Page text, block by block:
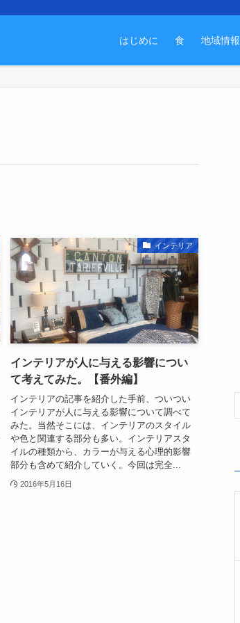
はじめに 食 地域情報
インテリア
インテリアが人に与える影響につい
て考えてみた。【番外編】
インテリアの記事を紹介した手前、ついつい
インテリアが人に与える影響について調べて
みた。当然そこには、インテリアのスタイル
や色と関連する部分も多い。インテリアスタ
イルの種類から、カラーが与える心理的影響
部分も含めて紹介していく。今回は完全...
2016年5月16日